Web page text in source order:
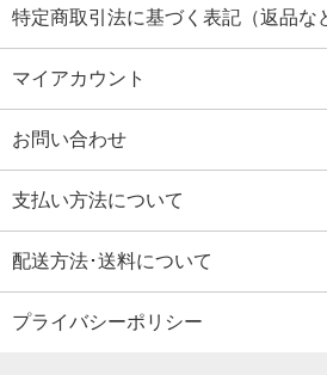
特定商取引法に基づく表記（返品な
マイアカウント
お問い合わせ
支払い方法について
配送方法･送料について
プライバシーポリシー